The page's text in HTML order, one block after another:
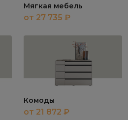
Мягкая мебель
от 27 735 ₽
Комоды
от 21 872 ₽